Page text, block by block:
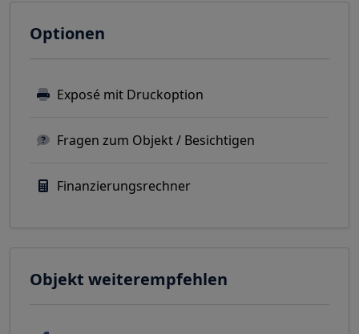
Optionen
Exposé mit Druckoption
Fragen zum Objekt / Besichtigen
Finanzierungsrechner
Objekt weiterempfehlen